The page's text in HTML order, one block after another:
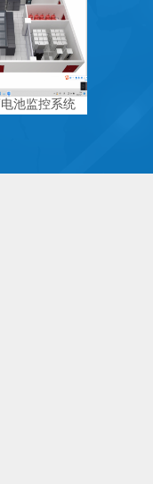
池监控系统